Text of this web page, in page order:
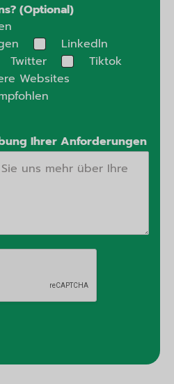
(Optional)
Linkedln
Twitter
Tiktok
Websites
Ihrer Anforderungen